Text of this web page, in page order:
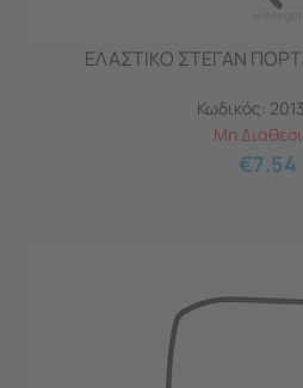
ΕΛΑΣΤΙΚΟ ΣΤΕΓΑΝ
Κωδικός:
Μη
€7.54